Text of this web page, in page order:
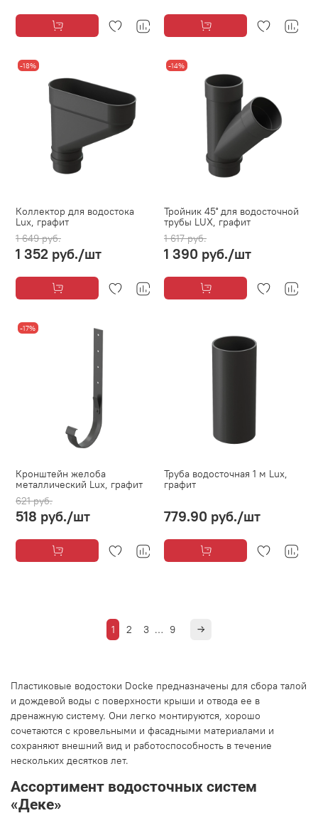
-18%
Коллектор для водостока
Lux, графит
1 649 руб.
1 352 руб./шт
-14%
Тройник 45˚ для водосточной
трубы LUX, графит
1 617 руб.
1 390 руб./шт
-17%
Кронштейн желоба
металлический Lux, графит
621 руб.
518 руб./шт
Труба водосточная 1 м Lux,
графит
779.90 руб./шт
1 2 3 … 9
Пластиковые водостоки Docke предназначены для сбора талой
и дождевой воды с поверхности крыши и отвода ее в
дренажную систему. Они легко монтируются, хорошо
сочетаются с кровельными и фасадными материалами и
сохраняют внешний вид и работоспособность в течение
нескольких десятков лет.
Ассортимент водосточных систем
«Деке»